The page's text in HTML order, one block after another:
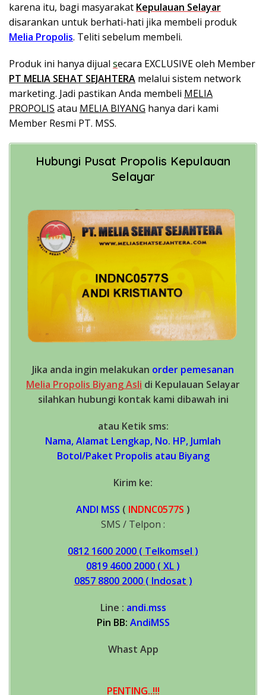
karena itu, bagi masyarakat Kepulauan Selayar
disarankan untuk berhati-hati jika membeli produk
Melia Propolis. Teliti sebelum membeli.
Produk ini hanya dijual secara EXCLUSIVE oleh Member
PT MELIA SEHAT SEJAHTERA melalui sistem network
marketing. Jadi pastikan Anda membeli MELIA
PROPOLIS atau MELIA BIYANG hanya dari kami
Member Resmi PT. MSS.
Hubungi Pusat Propolis Kepulauan
Selayar
Jika anda ingin melakukan order pemesanan
Melia Propolis Biyang Asli di Kepulauan Selayar
silahkan hubungi kontak kami dibawah ini
atau Ketik sms:
Nama, Alamat Lengkap, No. HP, Jumlah
Botol/Paket Propolis atau Biyang
Kirim ke:
ANDI MSS ( INDNC0577S )
SMS / Telpon :
0812 1600 2000 ( Telkomsel )
0819 4600 2000 ( XL )
0857 8800 2000 ( Indosat )
Line : andi.mss
Pin BB: AndiMSS
Whast App
PENTING..!!!